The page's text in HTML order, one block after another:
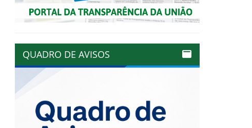
QUADRO DE AVISOS